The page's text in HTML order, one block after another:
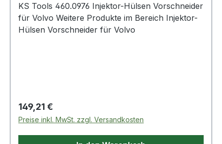
KS Tools 460.0976 Injektor-Hülsen Vorschneider
für Volvo Weitere Produkte im Bereich Injektor-
Hülsen Vorschneider für Volvo
Regulärer Preis:
149,21 €
Preise inkl. MwSt. zzgl. Versandkosten